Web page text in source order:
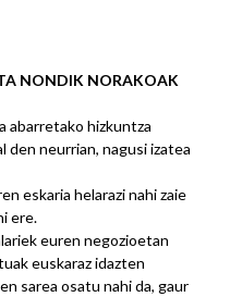
NONDIK NORAKOAK
abarretako hizkuntza
den neurrian, nagusi izatea
eskaria helarazi nahi zaie
ere.
euren negozioetan
euskaraz idazten
sarea osatu nahi da, gaur